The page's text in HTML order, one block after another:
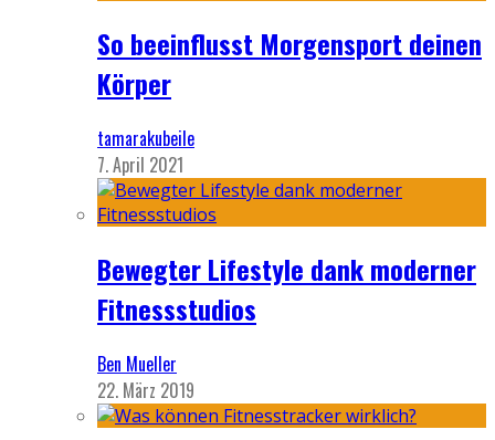
So beeinflusst Morgensport deinen
Körper
tamarakubeile
7. April 2021
Bewegter Lifestyle dank moderner
Fitnessstudios
Ben Mueller
22. März 2019